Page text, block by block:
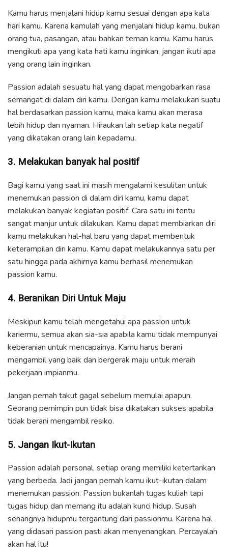
Kamu harus menjalani hidup kamu sesuai dengan apa kata
hari kamu. Karena kamulah yang menjalani hidup kamu, bukan
orang tua, pasangan, atau bahkan teman kamu. Kamu harus
mengikuti apa yang kata hati kamu inginkan, jangan ikuti apa
yang orang lain inginkan.
Passion adalah sesuatu hal yang dapat mengobarkan rasa
semangat di dalam diri kamu. Dengan kamu melakukan suatu
hal berdasarkan passion kamu, maka kamu akan merasa
lebih hidup dan nyaman. Hiraukan lah setiap kata negatif
yang dikatakan orang lain kepadamu.
3. Melakukan banyak hal positif
Bagi kamu yang saat ini masih mengalami kesulitan untuk
menemukan passion di dalam diri kamu, kamu dapat
melakukan banyak kegiatan positif. Cara satu ini tentu
sangat manjur untuk dilakukan. Kamu dapat membiarkan diri
kamu melakukan hal-hal baru yang dapat membentuk
keterampilan diri kamu. Kamu dapat melakukannya satu per
satu hingga pada akhirnya kamu berhasil menemukan
passion kamu.
4. Beranikan Diri Untuk Maju
Meskipun kamu telah mengetahui apa passion untuk
kariermu, semua akan sia-sia apabila kamu tidak mempunyai
keberanian untuk mencapainya. Kamu harus berani
mengambil yang baik dan bergerak maju untuk meraih
pekerjaan impianmu.
Jangan pernah takut gagal sebelum memulai apapun.
Seorang pemimpin pun tidak bisa dikatakan sukses apabila
tidak berani mengambil resiko.
5. Jangan Ikut-Ikutan
Passion adalah personal, setiap orang memiliki ketertarikan
yang berbeda. Jadi jangan pernah kamu ikut-ikutan dalam
menemukan passion. Passion bukanlah tugas kuliah tapi
tugas hidup dan memang itu adalah kunci hidup. Susah
senangnya hidupmu tergantung dari passionmu. Karena hal
yang didasari passion pasti akan menyenangkan. Percayalah
akan hal itu!